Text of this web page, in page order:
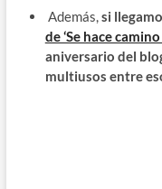
Además,si
de ‘Se hace
aniversario del
multiusos entre